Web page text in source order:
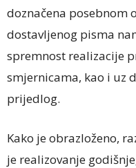
doznačena posebnom
dostavljenog pisma
spremnost realizacije
smjernicama, kao i uz
prijedlog.
Kako je obrazloženo,
je realizovanje